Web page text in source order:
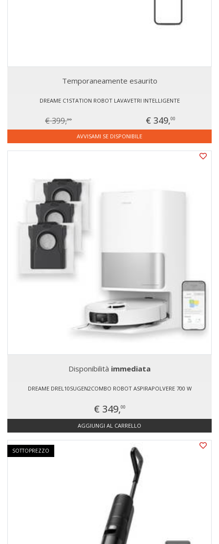
Temporaneamente esaurito
DREAME C1STATION ROBOT LAVAVETRI INTELLIGENTE
€ 399,00 € 349,00
AVVISAMI SE DISPONIBILE
Disponibilità immediata
DREAME DREL10SUGEN2COMBO ROBOT ASPIRAPOLVERE 700 W
€ 349,00
AGGIUNGI AL CARRELLO
SOTTOPREZZO